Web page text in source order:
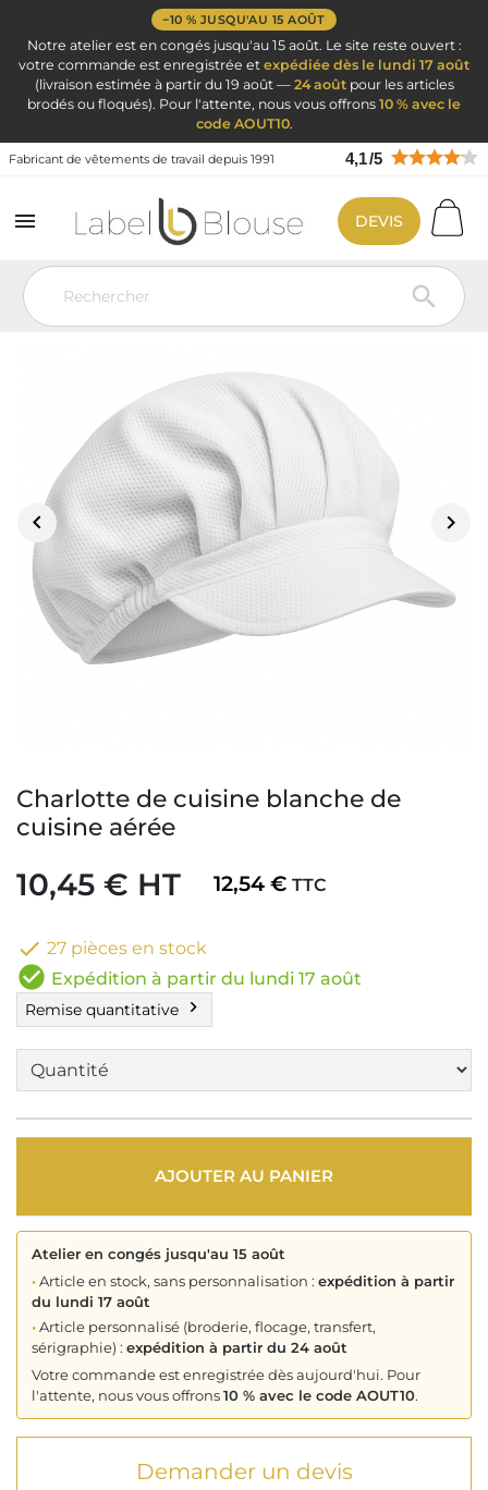
−10 % JUSQU'AU 15 AOÛT
Notre atelier est en congés jusqu'au 15 août. Le site reste ouvert :
votre commande est enregistrée et expédiée dès le lundi 17 août
(livraison estimée à partir du 19 août — 24 aoûtpour les articles
brodés ou floqués). Pour l'attente, nous vous offrons 10 % avec le
code AOUT10.
Fabricant de vêtements de travail depuis 1991 4,1/5


DEVIS
Vêtement de travail Vêtements de cuisine
Toque cuisine
 
Charlotte de cuisine blanche de
cuisine aérée
10,45 € HT 12,54 € TTC
 27 pièces en stock
check_circle Expédition à partir du lundi 17 août
Remise quantitative chevron_right
AJOUTER AU PANIER
Atelier en congés jusqu'au 15 août
•Article en stock, sans personnalisation : expédition à partir
du lundi 17 août
•Article personnalisé (broderie, flocage, transfert,
sérigraphie) : expédition à partir du 24 août
Votre commande est enregistrée dès aujourd'hui. Pour
l'attente, nous vous offrons10 % avec le code AOUT10.
Demander un devis